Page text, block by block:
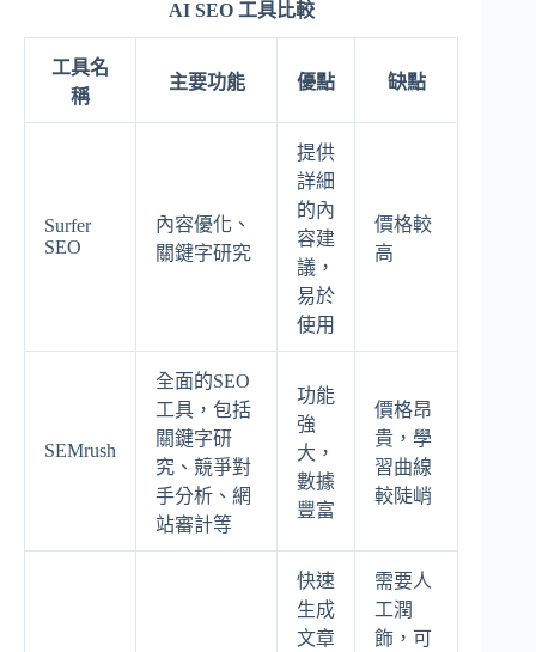
AI SEO 工具比較
工具名
稱
主要功能 優點 缺點
Surfer
SEO
內容優化、
關鍵字研究
提供
詳細
的內
容建
議，
易於
使用
價格較
高
SEMrush
全面的SEO
工具，包括
關鍵字研
究、競爭對
手分析、網
站審計等
功能
強
大，
數據
豐富
價格昂
貴，學
習曲線
較陡峭
快速
生成
文章
需要人
工潤
飾，可